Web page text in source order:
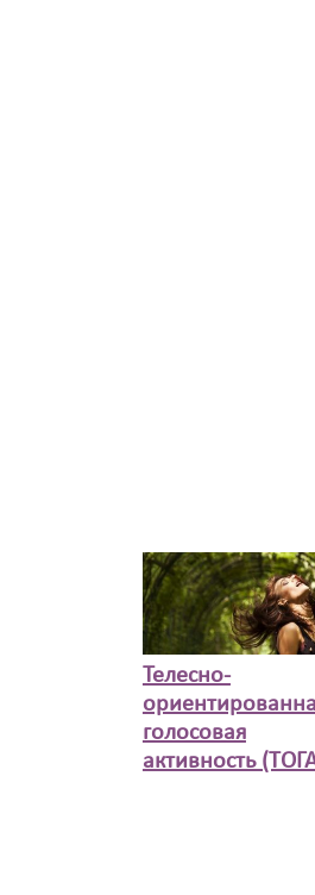
Телесно-
голосовая
активность